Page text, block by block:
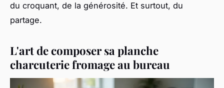
du croquant, de la générosité. Et surtout, du
partage.
L'art de composer sa planche
charcuterie fromage au bureau